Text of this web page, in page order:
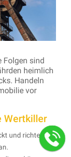
Folgen sind
heimlich
Handeln
vor
Wertkiller
und richten